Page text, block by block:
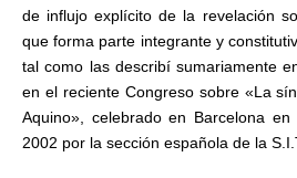
de influjo explícito de la revelación
que forma parte integrante y
tal como las describí sumariamente
en el reciente Congreso sobre «La
Aquino», celebrado en Barcelona
2002 por la sección española de la